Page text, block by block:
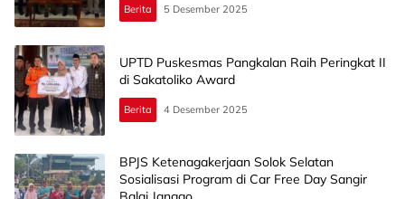
Berita 5 Desember 2025
UPTD Puskesmas Pangkalan Raih Peringkat II
di Sakatoliko Award
Berita 4 Desember 2025
BPJS Ketenagakerjaan Solok Selatan
Sosialisasi Program di Car Free Day Sangir